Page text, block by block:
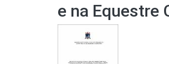
e na Equestre